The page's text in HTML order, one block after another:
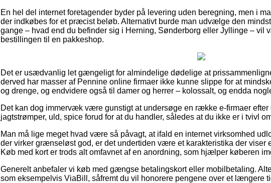
En hel del internet foretagender byder på levering uden beregning, men i
der indkøbes for et præcist beløb. Alternativt burde man udvælge den
gange – hvad end du befinder sig i Herning, Sønderborg eller Jyllinge – vil
bestillingen til en pakkeshop.
Det er usædvanlig let gængeligt for almindelige dødelige at
derved har masser af Pennine online firmaer ikke kunne slippe for at
og drenge, og endvidere også til damer og herrer – kolossalt, og endda
Det kan dog immervæk være gunstigt at undersøge en række e-firmaer
jagtstrømper, uld, spice forud for at du handler, således at du ikke er i tvivl
Man må lige meget hvad være så påvagt, at ifald en internet virksomhed
der virker grænseløst god, er det undertiden være et karakteristika der viser
Køb med kort er trods alt omfavnet af en anordning, som hjælper køberen
Generelt anbefaler vi køb med gængse betalingskort eller mobilbetaling.
som eksempelvis ViaBill, såfremt du vil honorere pengene over et længere